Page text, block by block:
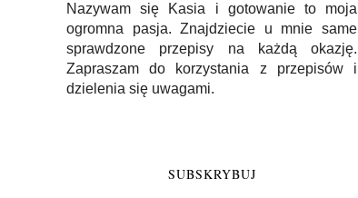
Nazywam się Kasia i gotowanie to moja
ogromna pasja. Znajdziecie u mnie same
sprawdzone przepisy na każdą okazję.
Zapraszam do korzystania z przepisów i
dzielenia się uwagami.
SUBSKRYBUJ